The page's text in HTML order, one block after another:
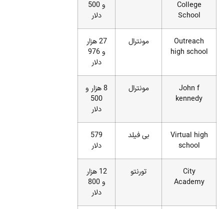
College
School
و 500
دلار
Outreach
high school
مونترال
27 هزار
و 976
دلار
John f
kennedy
مونترال
8 هزار و
500
دلار
Virtual high
school
بی فیلد
579
دلار
City
Academy
تورنتو
12 هزار
و 800
دلار